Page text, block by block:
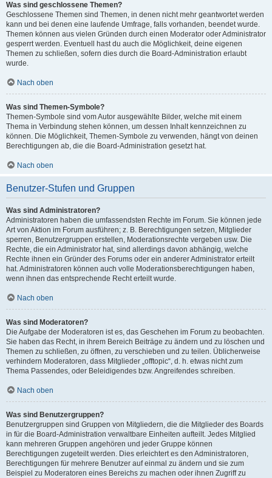
Was sind geschlossene Themen?
Geschlossene Themen sind Themen, in denen nicht mehr geantwortet werden
kann und bei denen eine laufende Umfrage, falls vorhanden, beendet wurde.
Themen können aus vielen Gründen durch einen Moderator oder Administrator
gesperrt werden. Eventuell hast du auch die Möglichkeit, deine eigenen
Themen zu schließen, sofern dies durch die Board-Administration erlaubt
wurde.
Nach oben
Was sind Themen-Symbole?
Themen-Symbole sind vom Autor ausgewählte Bilder, welche mit einem
Thema in Verbindung stehen können, um dessen Inhalt kennzeichnen zu
können. Die Möglichkeit, Themen-Symbole zu verwenden, hängt von deinen
Berechtigungen ab, die die Board-Administration gesetzt hat.
Nach oben
Benutzer-Stufen und Gruppen
Was sind Administratoren?
Administratoren haben die umfassendsten Rechte im Forum. Sie können jede
Art von Aktion im Forum ausführen; z. B. Berechtigungen setzen, Mitglieder
sperren, Benutzergruppen erstellen, Moderationsrechte vergeben usw. Die
Rechte, die ein Administrator hat, sind allerdings davon abhängig, welche
Rechte ihnen ein Gründer des Forums oder ein anderer Administrator erteilt
hat. Administratoren können auch volle Moderationsberechtigungen haben,
wenn ihnen das entsprechende Recht erteilt wurde.
Nach oben
Was sind Moderatoren?
Die Aufgabe der Moderatoren ist es, das Geschehen im Forum zu beobachten.
Sie haben das Recht, in ihrem Bereich Beiträge zu ändern und zu löschen und
Themen zu schließen, zu öffnen, zu verschieben und zu teilen. Üblicherweise
verhindern Moderatoren, dass Mitglieder „offtopic“, d. h. etwas nicht zum
Thema Passendes, oder Beleidigendes bzw. Angreifendes schreiben.
Nach oben
Was sind Benutzergruppen?
Benutzergruppen sind Gruppen von Mitgliedern, die die Mitglieder des Boards
in für die Board-Administration verwaltbare Einheiten aufteilt. Jedes Mitglied
kann mehreren Gruppen angehören und jeder Gruppe können
Berechtigungen zugeteilt werden. Dies erleichtert es den Administratoren,
Berechtigungen für mehrere Benutzer auf einmal zu ändern und sie zum
Beispiel zu Moderatoren eines Bereichs zu machen oder ihnen Zugriff zu